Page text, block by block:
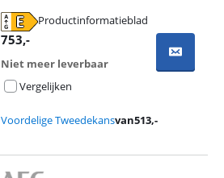
Productinformatieblad
753,-
Niet meer leverbaar
Vergelijken
Voordelige Tweedekansvan513,-